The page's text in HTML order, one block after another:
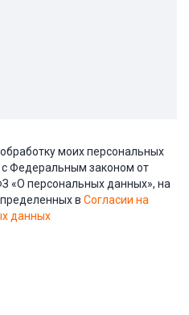
моих персональных
с Федеральным законом от
«О персональных данных», на
в Согласии на
данных